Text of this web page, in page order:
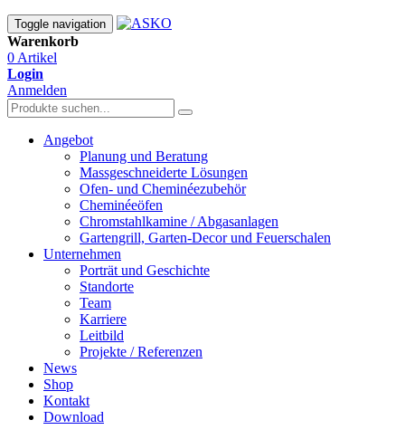
Toggle navigation
Warenkorb
0 Artikel
Login
Anmelden
Angebot
Planung und Beratung
Massgeschneiderte Lösungen
Ofen- und Cheminéezubehör
Cheminéeöfen
Chromstahlkamine / Abgasanlagen
Gartengrill, Garten-Decor und Feuerschalen
Unternehmen
Porträt und Geschichte
Standorte
Team
Karriere
Leitbild
Projekte / Referenzen
News
Shop
Kontakt
Download